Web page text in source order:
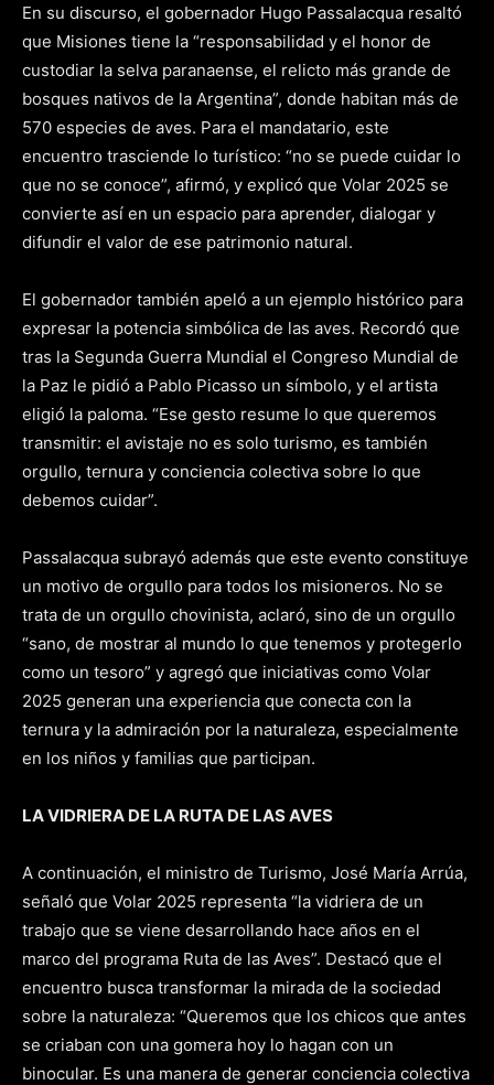
En su discurso, el gobernador Hugo Passalacqua resaltó
que Misiones tiene la “responsabilidad y el honor de
custodiar la selva paranaense, el relicto más grande de
bosques nativos de la Argentina”, donde habitan más de
570 especies de aves. Para el mandatario, este
encuentro trasciende lo turístico: “no se puede cuidar lo
que no se conoce”, afirmó, y explicó que Volar 2025 se
convierte así en un espacio para aprender, dialogar y
difundir el valor de ese patrimonio natural.
El gobernador también apeló a un ejemplo histórico para
expresar la potencia simbólica de las aves. Recordó que
tras la Segunda Guerra Mundial el Congreso Mundial de
la Paz le pidió a Pablo Picasso un símbolo, y el artista
eligió la paloma. “Ese gesto resume lo que queremos
transmitir: el avistaje no es solo turismo, es también
orgullo, ternura y conciencia colectiva sobre lo que
debemos cuidar”.
Passalacqua subrayó además que este evento constituye
un motivo de orgullo para todos los misioneros. No se
trata de un orgullo chovinista, aclaró, sino de un orgullo
“sano, de mostrar al mundo lo que tenemos y protegerlo
como un tesoro” y agregó que iniciativas como Volar
2025 generan una experiencia que conecta con la
ternura y la admiración por la naturaleza, especialmente
en los niños y familias que participan.
LA VIDRIERA DE LA RUTA DE LAS AVES
A continuación, el ministro de Turismo, José María Arrúa,
señaló que Volar 2025 representa “la vidriera de un
trabajo que se viene desarrollando hace años en el
marco del programa Ruta de las Aves”. Destacó que el
encuentro busca transformar la mirada de la sociedad
sobre la naturaleza: “Queremos que los chicos que antes
se criaban con una gomera hoy lo hagan con un
binocular. Es una manera de generar conciencia colectiva